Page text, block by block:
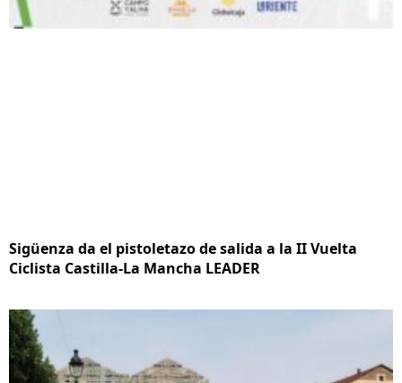
Sigüenza da el pistoletazo de salida a la II Vuelta
Ciclista Castilla-La Mancha LEADER